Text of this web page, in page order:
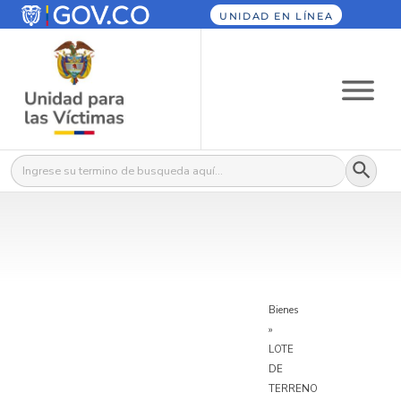
UNIDAD EN LÍNEA
Buscar: Botón
Bienes
»
LOTE
DE
TERRENO